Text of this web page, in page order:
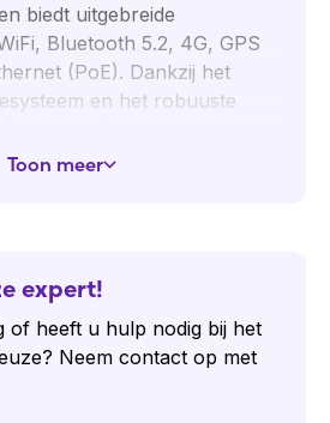
biedt uitgebreide
Bluetooth 5.2, 4G, GPS
(PoE). Dankzij het
en het robuuste
in drukbezochte
klanteninformatie)
self-ordering)
scannen)
registratie)
Toon meer
expert!
of heeft u hulp nodig bij het
Neem contact op met